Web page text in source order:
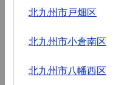
北九州市戸畑区
北九州市小倉南区
北九州市八幡西区